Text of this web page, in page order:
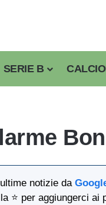
SERIE B
notizie da
⭐ per aggiungerci ai